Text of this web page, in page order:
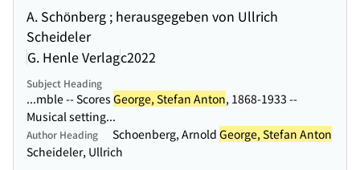
A. Schönberg ; herausgegeben von Ullrich
Scheideler
G. Henle Verlagc2022
Subject Heading
...mble -- Scores George, Stefan Anton, 1868-1933 --
Musical setting...
Author Heading Schoenberg, Arnold George, Stefan Anton
Scheideler, Ullrich